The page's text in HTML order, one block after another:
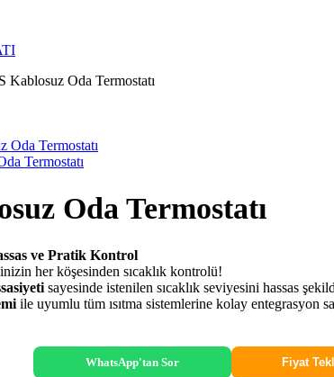
Kablosuz Oda Termostatı
Termostatı
Oda Termostatı
ve Pratik Kontrol
her köşesinden sıcaklık kontrolü!
sayesinde istenilen sıcaklık seviyesini hassas
ile uyumlu tüm ısıtma sistemlerine kolay entegrasyon
WhatsApp'tan Sor Fiyat